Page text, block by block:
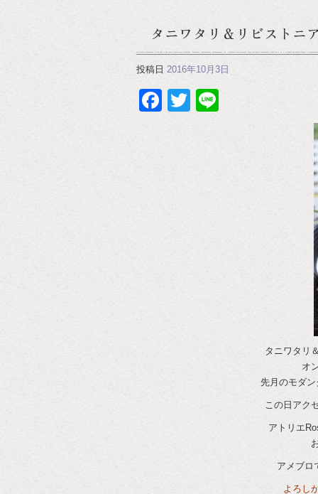
タニワタリ＆リビストニ
投稿日 2016年10月3日
Facebook
Twitter
タニワタリ
オ
先月のモダ
この日アク
アトリエ
アメブロ
よろし